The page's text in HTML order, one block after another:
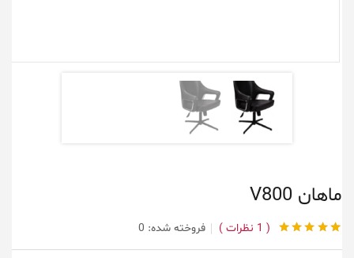
ماهان V800
امتیازمشتری
1 نظرات فروخته شده: 0